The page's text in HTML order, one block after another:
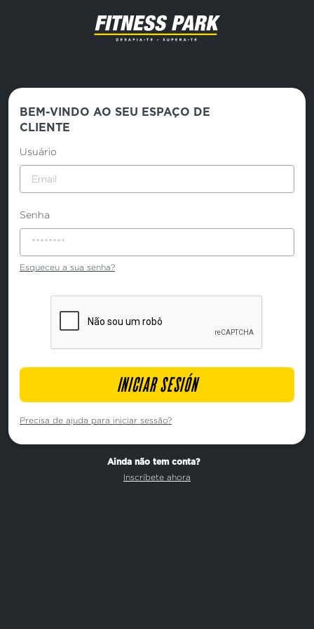
BEM-VINDO AO SEU ESPAÇO DE
CLIENTE
Usuário
Senha
Esqueceu a sua senha?
INICIAR SESIÓN
Precisa de ajuda para iniciar sessão?
Ainda não tem conta?
Inscríbete ahora